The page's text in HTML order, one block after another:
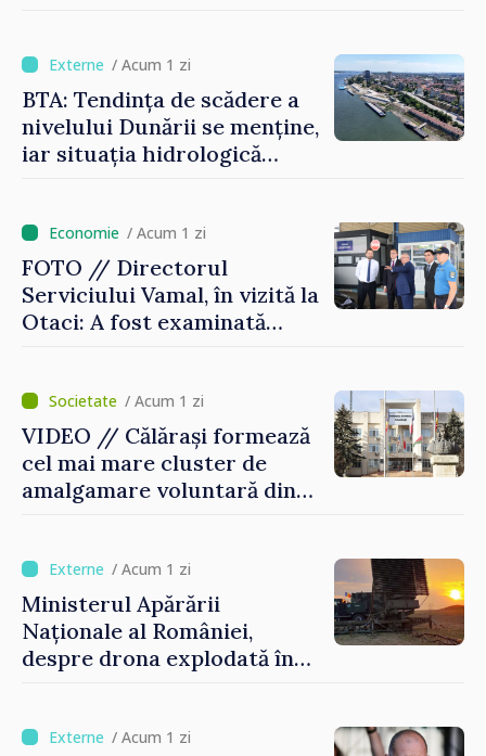
/ Acum 1 zi
BTA: Tendința de scădere a
nivelului Dunării se menține,
iar situația hidrologică
/ Acum 1 zi
FOTO // Directorul
Serviciului Vamal, în vizită la
Otaci: A fost examinată
performant/ Acum 1 zi
VIDEO // Călărași formează
cel mai mare cluster de
amalgamare voluntară din
finală
/ Acum 1 zi
Ministerul Apărării
Naționale al României,
despre drona explodată în
vehicul aerian”
/ Acum 1 zi